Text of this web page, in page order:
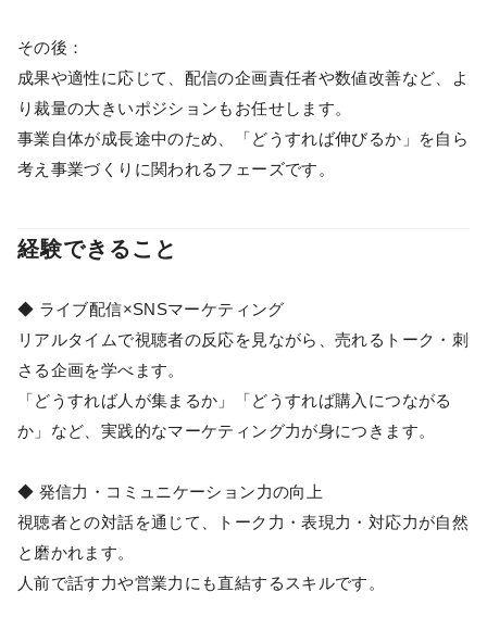
その後：
成果や適性に応じて、配信の企画責任者や数値改善など、よ
り裁量の大きいポジションもお任せします。
事業自体が成長途中のため、「どうすれば伸びるか」を自ら
考え事業づくりに関われるフェーズです。
経験できること
◆ ライブ配信×SNSマーケティング
リアルタイムで視聴者の反応を見ながら、売れるトーク・刺
さる企画を学べます。
「どうすれば人が集まるか」「どうすれば購入につながる
か」など、実践的なマーケティング力が身につきます。
◆ 発信力・コミュニケーション力の向上
視聴者との対話を通じて、トーク力・表現力・対応力が自然
と磨かれます。
人前で話す力や営業力にも直結するスキルです。